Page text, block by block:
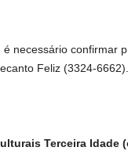
necessário confirmar
Feliz (3324-6662).
Terceira Idade